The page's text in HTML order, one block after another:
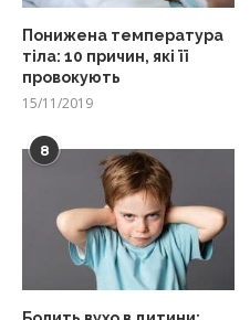
Понижена температура
тіла: 10 причин, які її
провокують
15/11/2019
8